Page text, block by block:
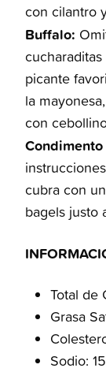
con cilantro
Buffalo:
cucharaditas
picante
la
con
cubra con
bagels justo
Total de
Grasa
Sodio: